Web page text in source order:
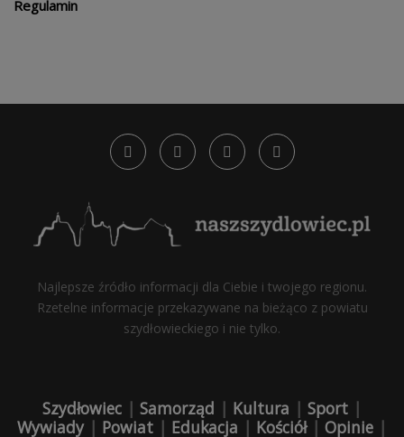
Regulamin
Najlepsze źródło informacji dla Ciebie i twojego regionu.
Rzetelne informacje przekazywane na bieżąco z powiatu
szydłowieckiego i nie tylko.
Szydłowiec | Samorząd | Kultura | Sport |
Wywiady| Powiat | Edukacja | Kościół| Opinie |